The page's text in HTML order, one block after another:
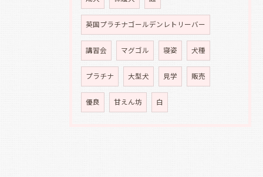
英国プラチナゴールデンレトリーバー
講習会 マグゴル 寝姿 犬種
プラチナ 大型犬 見学 販売
優良 甘えん坊 白